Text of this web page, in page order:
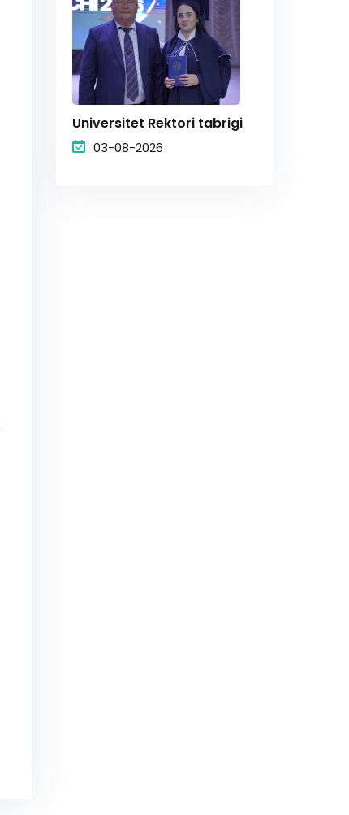
Universitet Rektori tabrigi
03-08-2026